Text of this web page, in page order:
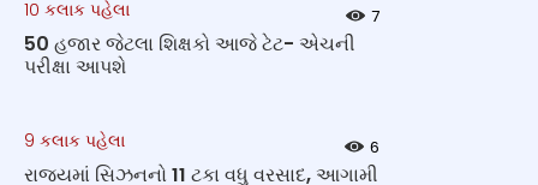
10 કલાક પહેલા 7
50 હજાર જેટલા શિક્ષકો આજે ટેટ- એચની
પરીક્ષા આપશે
9 કલાક પહેલા 6
રાજ્યમાં સિઝનનો 11 ટકા વધુ વરસાદ, આગામી